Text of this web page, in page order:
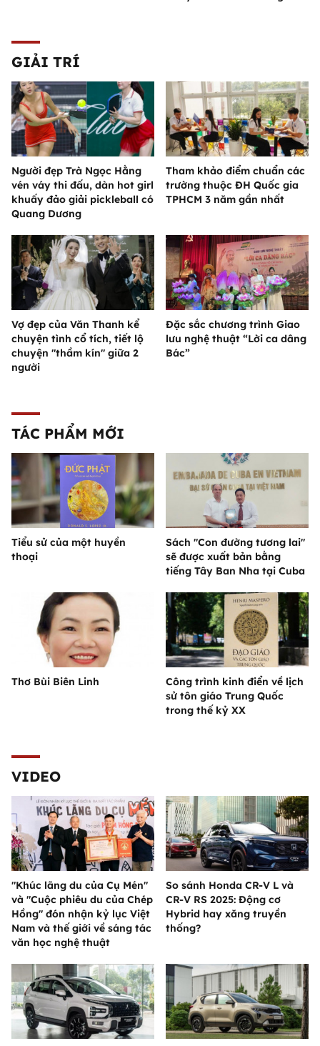
GIẢI TRÍ
Người đẹp Trà Ngọc Hằng
vén váy thi đấu, dàn hot girl
khuấy đảo giải pickleball có
Quang Dương
Tham khảo điểm chuẩn các
trường thuộc ĐH Quốc gia
TPHCM 3 năm gần nhất
Vợ đẹp của Văn Thanh kể
chuyện tình cổ tích, tiết lộ
chuyện "thầm kín" giữa 2
người
Đặc sắc chương trình Giao
lưu nghệ thuật “Lời ca dâng
Bác”
TÁC PHẨM MỚI
Tiểu sử của một huyền
thoại
Sách "Con đường tương lai"
sẽ được xuất bản bằng
tiếng Tây Ban Nha tại Cuba
Thơ Bùi Biên Linh
Công trình kinh điển về lịch
sử tôn giáo Trung Quốc
trong thế kỷ XX
VIDEO
"Khúc lãng du của Cụ Mén"
và "Cuộc phiêu du của Chép
Hồng" đón nhận kỷ lục Việt
Nam và thế giới về sáng tác
văn học nghệ thuật
So sánh Honda CR-V L và
CR-V RS 2025: Động cơ
Hybrid hay xăng truyền
thống?